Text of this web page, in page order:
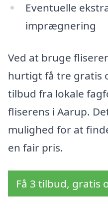
Eventuelle
imprægnering
Ved at bruge
hurtigt få tre gratis
tilbud fra lokale
fliserens i Aarup.
mulighed for at
en fair pris.
Få 3 tilbud, gratis